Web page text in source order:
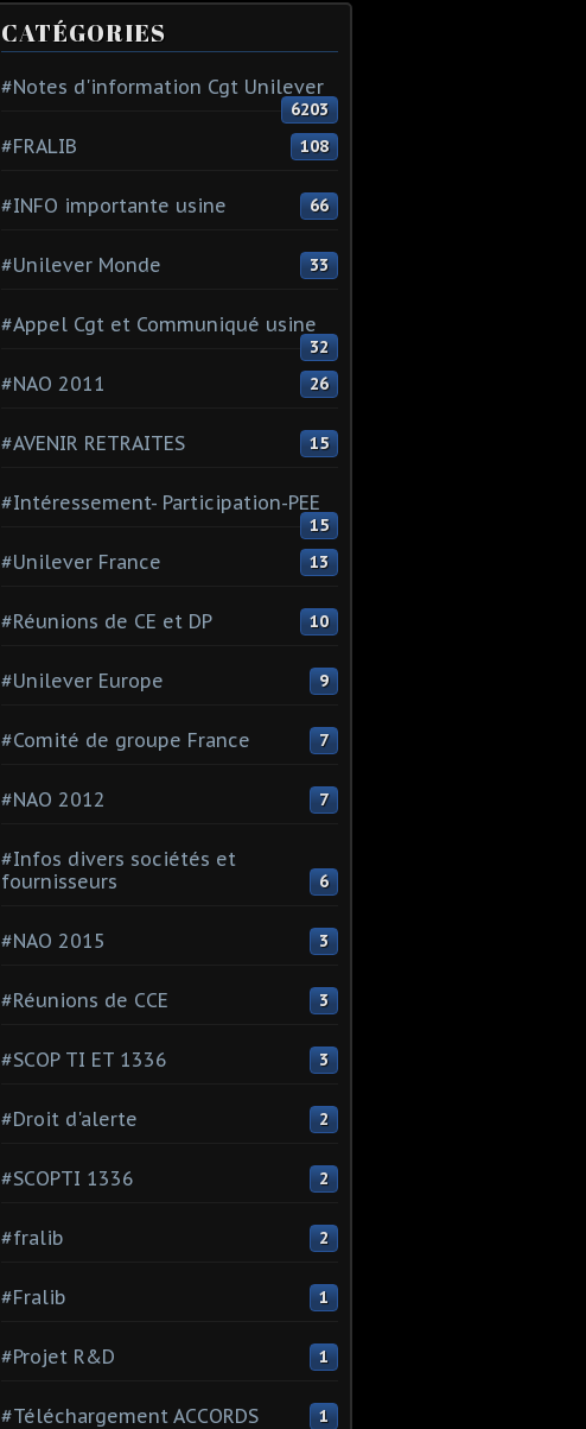
CATÉGORIES
#Notes d'information Cgt Unilever
6203
#FRALIB 108
#INFO importante usine 66
#Unilever Monde 33
#Appel Cgt et Communiqué usine
32
#NAO 2011 26
#AVENIR RETRAITES 15
#Intéressement- Participation-PEE
15
#Unilever France 13
#Réunions de CE et DP 10
#Unilever Europe 9
#Comité de groupe France 7
#NAO 2012 7
#Infos divers sociétés et
fournisseurs
6
#NAO 2015 3
#Réunions de CCE 3
#SCOP TI ET 1336 3
#Droit d'alerte 2
#SCOPTI 1336 2
#fralib 2
#Fralib 1
#Projet R&D 1
#Téléchargement ACCORDS 1